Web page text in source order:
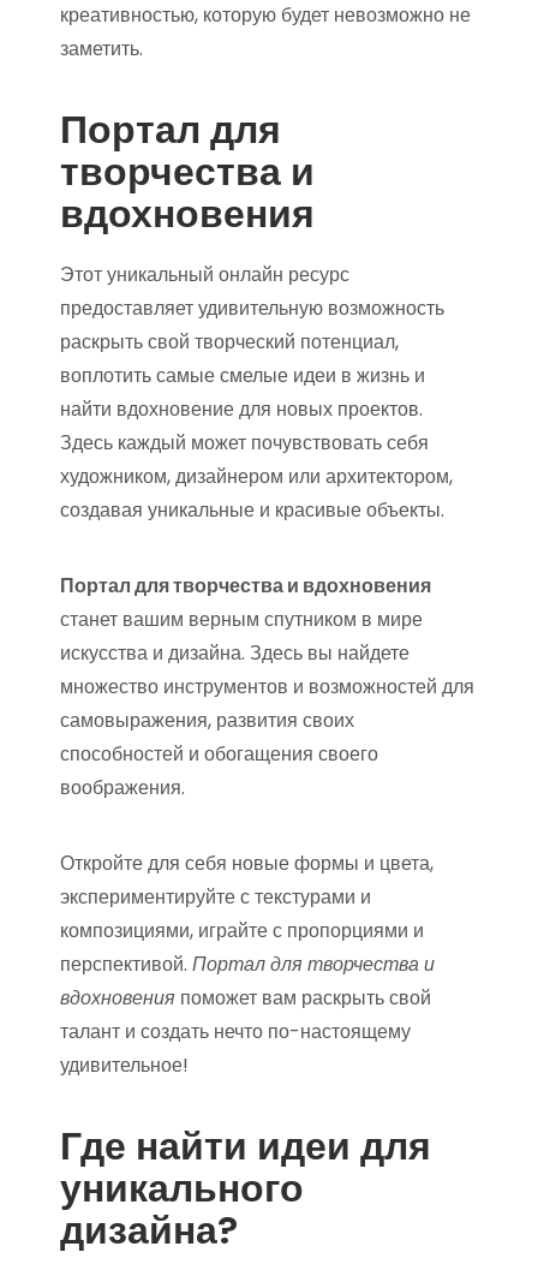
креативностью, которую будет невозможно не
заметить.
Портал для
творчества и
вдохновения
Этот уникальный онлайн ресурс
предоставляет удивительную возможность
раскрыть свой творческий потенциал,
воплотить самые смелые идеи в жизнь и
найти вдохновение для новых проектов.
Здесь каждый может почувствовать себя
художником, дизайнером или архитектором,
создавая уникальные и красивые объекты.
Портал для творчества и вдохновения
станет вашим верным спутником в мире
искусства и дизайна. Здесь вы найдете
множество инструментов и возможностей для
самовыражения, развития своих
способностей и обогащения своего
воображения.
Откройте для себя новые формы и цвета,
экспериментируйте с текстурами и
композициями, играйте с пропорциями и
перспективой. Портал для творчества и
вдохновения поможет вам раскрыть свой
талант и создать нечто по-настоящему
удивительное!
Где найти идеи для
уникального
дизайна?